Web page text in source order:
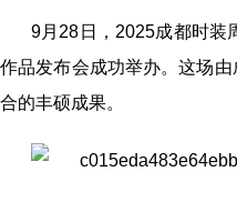
9月28日，2025成都时装
作品发布会成功举办。这场
合的丰硕成果。